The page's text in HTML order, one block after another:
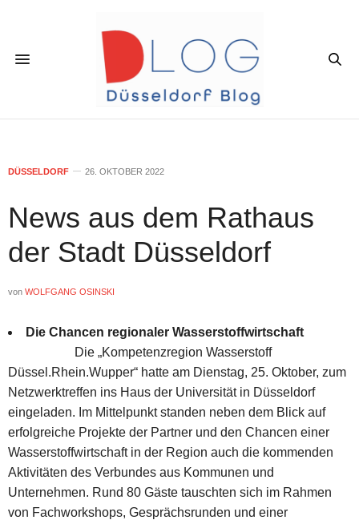
DÜSSELDORF 26. OKTOBER 2022
News aus dem Rathaus
der Stadt Düsseldorf
von WOLFGANG OSINSKI
Die Chancen regionaler Wasserstoffwirtschaft
Die „Kompetenzregion Wasserstoff
Düssel.Rhein.Wupper“ hatte am Dienstag, 25. Oktober, zum
Netzwerktreffen ins Haus der Universität in Düsseldorf
eingeladen. Im Mittelpunkt standen neben dem Blick auf
erfolgreiche Projekte der Partner und den Chancen einer
Wasserstoffwirtschaft in der Region auch die kommenden
Aktivitäten des Verbundes aus Kommunen und
Unternehmen. Rund 80 Gäste tauschten sich im Rahmen
von Fachworkshops, Gesprächsrunden und einer